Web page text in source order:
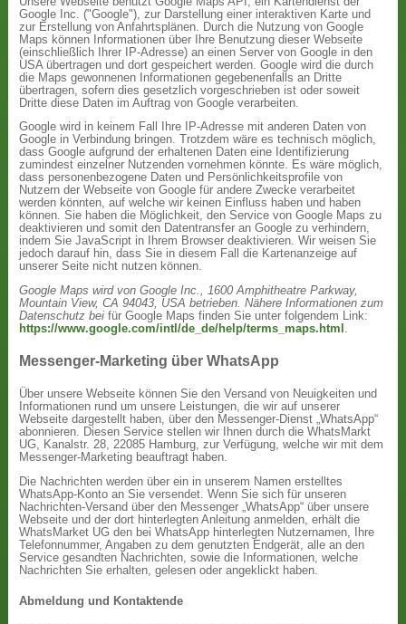
Google Inc. ("Google"), zur Darstellung einer interaktiven Karte und
zur Erstellung von Anfahrtsplänen. Durch die Nutzung von Google
Maps können Informationen über Ihre Benutzung dieser Webseite
(einschließlich Ihrer IP-Adresse) an einen Server von Google in den
USA übertragen und dort gespeichert werden. Google wird die durch
die Maps gewonnenen Informationen gegebenenfalls an Dritte
übertragen, sofern dies gesetzlich vorgeschrieben ist oder soweit
Dritte diese Daten im Auftrag von Google verarbeiten.
Google wird in keinem Fall Ihre IP-Adresse mit anderen Daten von
Google in Verbindung bringen. Trotzdem wäre es technisch möglich,
dass Google aufgrund der erhaltenen Daten eine Identifizierung
zumindest einzelner Nutzenden vornehmen könnte. Es wäre möglich,
dass personenbezogene Daten und Persönlichkeitsprofile von
Nutzern der Webseite von Google für andere Zwecke verarbeitet
werden könnten, auf welche wir keinen Einfluss haben und haben
können. Sie haben die Möglichkeit, den Service von Google Maps zu
deaktivieren und somit den Datentransfer an Google zu verhindern,
indem Sie JavaScript in Ihrem Browser deaktivieren. Wir weisen Sie
jedoch darauf hin, dass Sie in diesem Fall die Kartenanzeige auf
unserer Seite nicht nutzen können.
Google Maps wird von Google Inc., 1600 Amphitheatre Parkway,
Mountain View, CA 94043, USA betrieben. Nähere Informationen zum
Datenschutz bei für Google Maps finden Sie unter folgendem Link:
https://www.google.com/intl/de_de/help/terms_maps.html .
Messenger-Marketing über WhatsApp
Über unsere Webseite können Sie den Versand von Neuigkeiten und
Informationen rund um unsere Leistungen, die wir auf unserer
Webseite dargestellt haben, über den Messenger-Dienst „WhatsApp“
abonnieren. Diesen Service stellen wir Ihnen durch die WhatsMarkt
UG, Kanalstr. 28, 22085 Hamburg, zur Verfügung, welche wir mit dem
Messenger-Marketing beauftragt haben.
Die Nachrichten werden über ein in unserem Namen erstelltes
WhatsApp-Konto an Sie versendet. Wenn Sie sich für unseren
Nachrichten-Versand über den Messenger „WhatsApp“ über unsere
Webseite und der dort hinterlegten Anleitung anmelden, erhält die
WhatsMarket UG den bei WhatsApp hinterlegten Nutzernamen, Ihre
Telefonnummer, Angaben zu dem genutzten Endgerät, alle an den
Service gesandten Nachrichten, sowie die Informationen, welche
Nachrichten Sie erhalten, gelesen oder angeklickt haben.
Abmeldung und Kontaktende